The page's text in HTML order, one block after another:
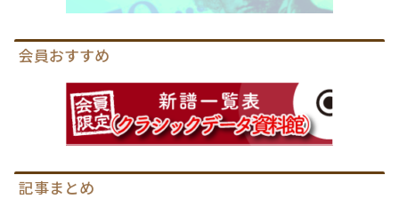
会員おすすめ
記事まとめ